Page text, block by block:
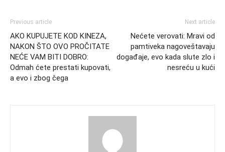
Previous article
AKO KUPUJETE KOD KINEZA,
NAKON ŠTO OVO PROČITATE
NEĆE VAM BITI DOBRO:
Odmah ćete prestati kupovati,
a evo i zbog čega
Next article
Nećete verovati: Mravi od
pamtiveka nagoveštavaju
događaje, evo kada slute zlo i
nesreću u kući